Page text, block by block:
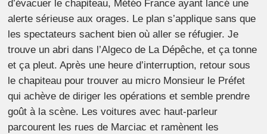
d’évacuer le chapiteau, Météo France ayant lancé une
alerte sérieuse aux orages. Le plan s’applique sans que
les spectateurs sachent bien où aller se réfugier. Je
trouve un abri dans l’Algeco de La Dépêche, et ça tonne
et ça pleut. Après une heure d’interruption, retour sous
le chapiteau pour trouver au micro Monsieur le Préfet
qui achève de diriger les opérations et semble prendre
goût à la scène. Les voitures avec haut-parleur
parcourent les rues de Marciac et ramènent les